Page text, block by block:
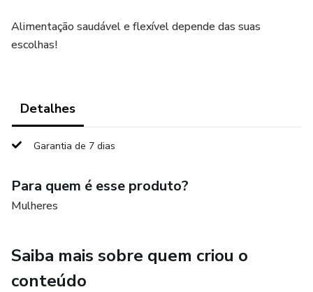
Alimentação saudável e flexível depende das suas
escolhas!
Detalhes
Garantia de 7 dias
Para quem é esse produto?
Mulheres
Saiba mais sobre quem criou o
conteúdo